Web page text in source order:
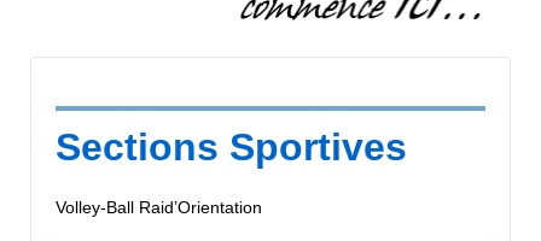
Sections Sportives
Volley-Ball Raid’Orientation